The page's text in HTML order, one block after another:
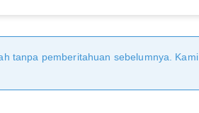
tanpa pemberitahuan sebelumnya. Kami